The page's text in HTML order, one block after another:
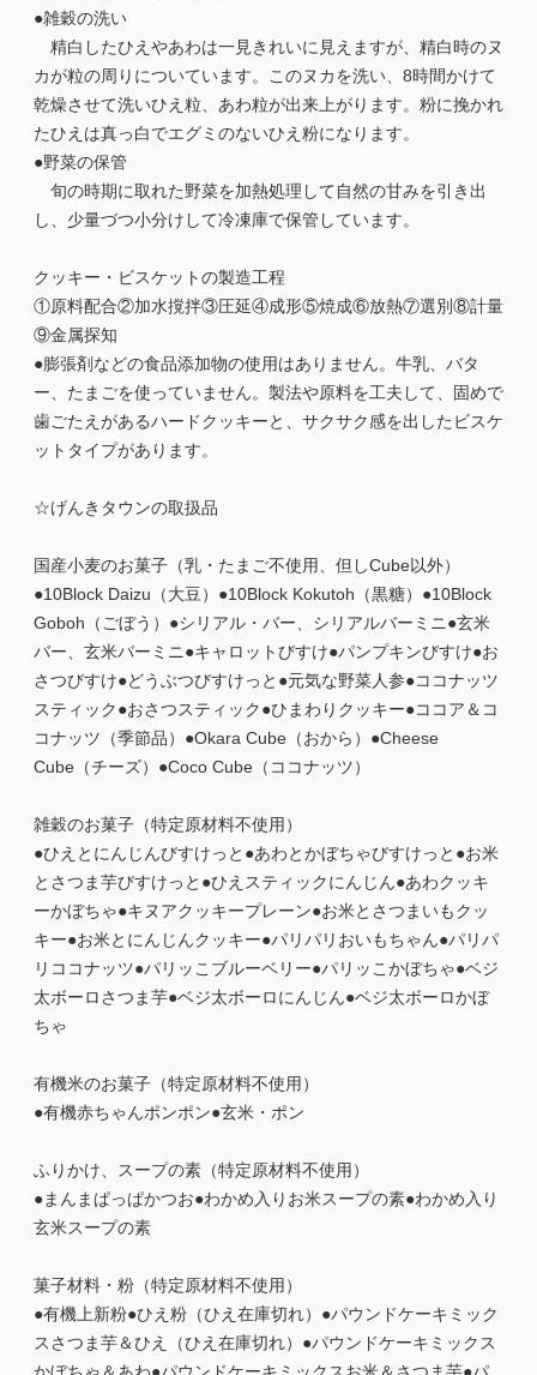
●雑穀の洗い
精白したひえやあわは一見きれいに見えますが、精白時のヌ
カが粒の周りについています。このヌカを洗い、8時間かけて
乾燥させて洗いひえ粒、あわ粒が出来上がります。粉に挽かれ
たひえは真っ白でエグミのないひえ粉になります。
●野菜の保管
旬の時期に取れた野菜を加熱処理して自然の甘みを引き出
し、少量づつ小分けして冷凍庫で保管しています。
クッキー・ビスケットの製造工程
①原料配合②加水撹拌③圧延④成形⑤焼成⑥放熱⑦選別⑧計量
⑨金属探知
●膨張剤などの食品添加物の使用はありません。牛乳、バタ
ー、たまごを使っていません。製法や原料を工夫して、固めで
歯ごたえがあるハードクッキーと、サクサク感を出したビスケ
ットタイプがあります。
☆げんきタウンの取扱品
国産小麦のお菓子（乳・たまご不使用、但しCube以外）
●10Block Daizu（大豆）●10Block Kokutoh（黒糖）●10Block
Goboh（ごぼう）●シリアル・バー、シリアルバーミニ●玄米
バー、玄米バーミニ●キャロットびすけ●パンプキンびすけ●お
さつびすけ●どうぶつびすけっと●元気な野菜人参●ココナッツ
スティック●おさつスティック●ひまわりクッキー●ココア＆コ
コナッツ（季節品）●Okara Cube（おから）●Cheese
Cube（チーズ）●Coco Cube（ココナッツ）
雑穀のお菓子（特定原材料不使用）
●ひえとにんじんびすけっと●あわとかぼちゃびすけっと●お米
とさつま芋びすけっと●ひえスティックにんじん●あわクッキ
ーかぼちゃ●キヌアクッキープレーン●お米とさつまいもクッ
キー●お米とにんじんクッキー●パリパリおいもちゃん●パリパ
リココナッツ●パリッこブルーベリー●パリッこかぼちゃ●ベジ
太ボーロさつま芋●ベジ太ボーロにんじん●ベジ太ボーロかぼ
ちゃ
有機米のお菓子（特定原材料不使用）
●有機赤ちゃんポンポン●玄米・ポン
ふりかけ、スープの素（特定原材料不使用）
●まんまぱっぱかつお●わかめ入りお米スープの素●わかめ入り
玄米スープの素
菓子材料・粉（特定原材料不使用）
●有機上新粉●ひえ粉（ひえ在庫切れ）●パウンドケーキミック
スさつま芋＆ひえ（ひえ在庫切れ）●パウンドケーキミックス